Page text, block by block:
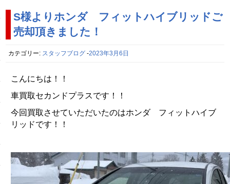
S様よりホンダ フィットハイブリッドご
売却頂きました！
カテゴリー: スタッフブログ -2023年3月6日
こんにちは！！
車買取セカンドプラスです！！
今回買取させていただいたのはホンダ フィットハイブ
リッドです！！